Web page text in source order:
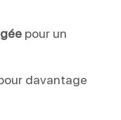
pour un
davantage